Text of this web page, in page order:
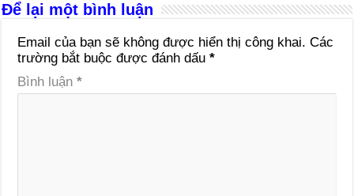
Để lại một bình luận
Email của bạn sẽ không được hiển thị công khai. Các
trường bắt buộc được đánh dấu*
Bình luận*